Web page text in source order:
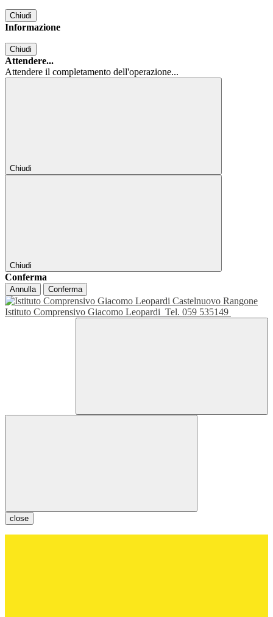
Chiudi
Informazione
Chiudi
Attendere...
Attendere il completamento dell'operazione...
Chiudi
Chiudi
Conferma
Annulla Conferma
Istituto Comprensivo Giacomo Leopardi Tel. 059 535149
close